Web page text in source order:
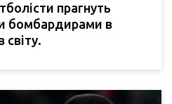
прагнуть
бомбардирами в
світу.